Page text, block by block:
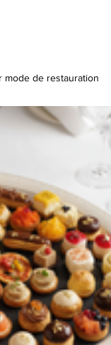
mode de restauration